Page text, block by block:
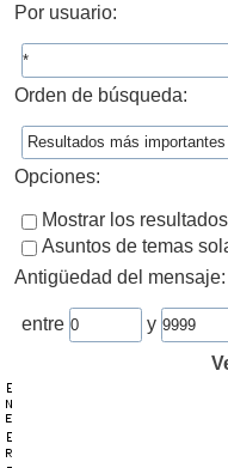
Por usuario:
Orden de búsqueda:
Opciones:
Mostrar los
Asuntos de temas
Antigüedad del mensaje:
entre y